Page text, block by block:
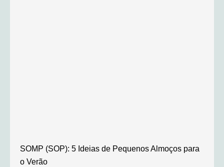
SOMP (SOP): 5 Ideias de Pequenos Almoços para
o Verão